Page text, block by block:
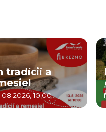
tradícií a
10:00